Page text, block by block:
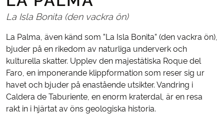
La Isla Bonita (den vackra ön)
La Palma, även känd som ”La Isla Bonita” (den vackra ön),
bjuder på en rikedom av naturliga underverk och
kulturella skatter. Upplev den majestätiska Roque del
Faro, en imponerande klippformation som reser sig ur
havet och bjuder på enastående utsikter. Vandring i
Caldera de Taburiente, en enorm kraterdal, är en resa
rakt in i hjärtat av öns geologiska historia.